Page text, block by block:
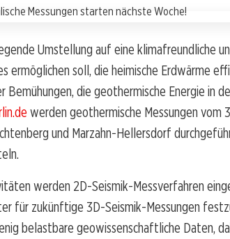
Umstellung auf eine klimafreundliche
ermöglichen soll, die heimische Erdwärme
Bemühungen, die geothermische Energie in
werden geothermische Messungen vom
und Marzahn-Hellersdorf
werden 2D-Seismik-Messverfahren
für zukünftige 3D-Seismik-Messungen
belastbare geowissenschaftliche Daten,